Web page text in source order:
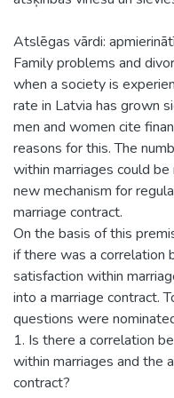
Atslēgas vārdi:
Family problems and
when a society is
rate in Latvia has grown
men and women cite
reasons for this. The
within marriages could
new mechanism for
marriage contract.
On the basis of this
if there was a
satisfaction within
into a marriage contract.
questions were
1. Is there a correlation
within marriages and the
contract?